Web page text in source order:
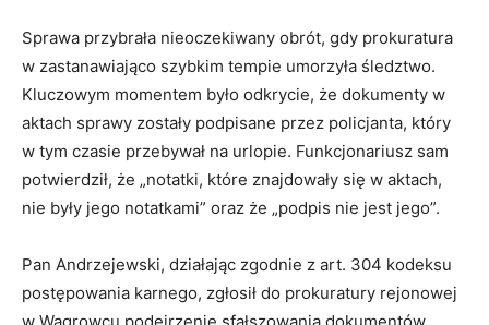
Sprawa przybrała nieoczekiwany obrót, gdy prokuratura
w zastanawiająco szybkim tempie umorzyła śledztwo.
Kluczowym momentem było odkrycie, że dokumenty w
aktach sprawy zostały podpisane przez policjanta, który
w tym czasie przebywał na urlopie. Funkcjonariusz sam
potwierdził, że „notatki, które znajdowały się w aktach,
nie były jego notatkami” oraz że „podpis nie jest jego”.
Pan Andrzejewski, działając zgodnie z art. 304 kodeksu
postępowania karnego, zgłosił do prokuratury rejonowej